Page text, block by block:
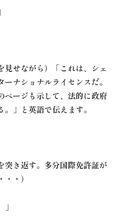
見せながら）「これは、シェ
ナショナルライセンスだ。
ページも示して、法的に政府
」と英語で伝えます。
突き返す。多分国際免許証が
・）